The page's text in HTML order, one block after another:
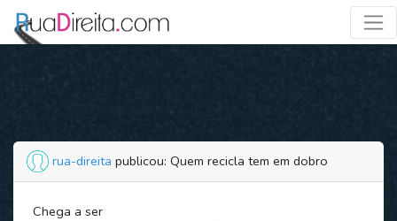
rua-direita publicou: Quem recicla tem em dobro
Chega a ser